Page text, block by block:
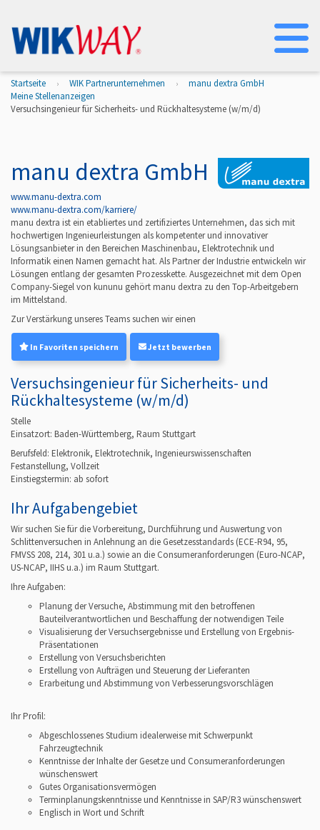
Startseite WIK Partnerunternehmen
manu dextra GmbH
Meine Stellenanzeigen
Versuchsingenieur für Sicherheits- und Rückhaltesysteme (w/m/d)
manu dextra GmbH
www.manu-dextra.com
www.manu-dextra.com/karriere/
manu dextra ist ein etabliertes und zertifiziertes Unternehmen, das sich mit
hochwertigen Ingenieurleistungen als kompetenter und innovativer
Lösungsanbieter in den Bereichen Maschinenbau, Elektrotechnik und
Informatik einen Namen gemacht hat. Als Partner der Industrie entwickeln wir
Lösungen entlang der gesamten Prozesskette. Ausgezeichnet mit dem Open
Company-Siegel von kununu gehört manu dextra zu den Top-Arbeitgebern
im Mittelstand.
Zur Verstärkung unseres Teams suchen wir einen
In Favoriten speichern Jetzt bewerben
Versuchsingenieur für Sicherheits- und
Rückhaltesysteme (w/m/d)
Stelle
Einsatzort: Baden-Württemberg, Raum Stuttgart
Berufsfeld: Elektronik, Elektrotechnik, Ingenieurswissenschaften
Festanstellung, Vollzeit
Einstiegstermin: ab sofort
Ihr Aufgabengebiet
Wir suchen Sie für die Vorbereitung, Durchführung und Auswertung von
Schlittenversuchen in Anlehnung an die Gesetzesstandards (ECE-R94, 95,
FMVSS 208, 214, 301 u.a.) sowie an die Consumeranforderungen (Euro-NCAP,
US-NCAP, IIHS u.a.) im Raum Stuttgart.
Ihre Aufgaben:
Planung der Versuche, Abstimmung mit den betroffenen
Bauteilverantwortlichen und Beschaffung der notwendigen Teile
Visualisierung der Versuchsergebnisse und Erstellung von Ergebnis-
Präsentationen
Erstellung von Versuchsberichten
Erstellung von Aufträgen und Steuerung der Lieferanten
Erarbeitung und Abstimmung von Verbesserungsvorschlägen
Ihr Profil:
Abgeschlossenes Studium idealerweise mit Schwerpunkt
Fahrzeugtechnik
Kenntnisse der Inhalte der Gesetze und Consumeranforderungen
wünschenswert
Gutes Organisationsvermögen
Terminplanungskenntnisse und Kenntnisse in SAP/R3 wünschenswert
Englisch in Wort und Schrift